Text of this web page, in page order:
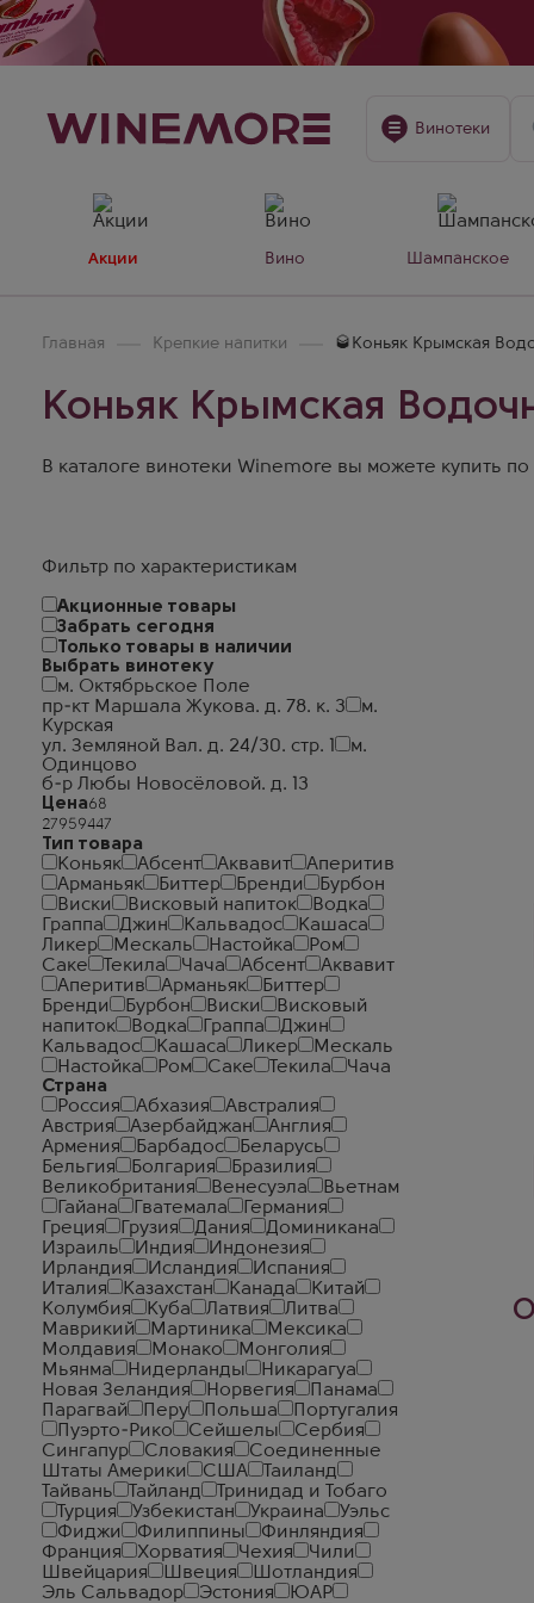
Винотеки
Акции Вино Шампанское
Главная Крепкие напитки 🥃Коньяк Крымская
Коньяк Крымская
В каталоге винотеки Winemore вы можете купить
Фильтр по характеристикам
Акционные товары
Забрать сегодня
Только товары в наличии
Выбрать винотеку
м. Октябрьское Поле
пр-кт Маршала Жукова. д. 78. к. 3
м.
Курская
ул. Земляной Вал. д. 24/30. стр. 1
м.
Одинцово
б-р Любы Новосёловой. д. 13
Цена
Тип товара
Коньяк
Абсент Аквавит
Аперитив
Арманьяк
Биттер Бренди
Бурбон
Виски
Висковый напиток
Водка
Граппа
Джин Кальвадос
Кашаса
Ликер
Мескаль Настойка
Ром
Саке
Текила Чача Абсент
Аквавит
Аперитив
Арманьяк
Биттер
Бренди
Бурбон Виски
Висковый
напиток
Водка Граппа
Джин
Кальвадос
Кашаса Ликер
Мескаль
Настойка
Ром Саке Текила
Чача
Страна
Россия
Абхазия
Австралия
Австрия
Азербайджан
Англия
Армения
Барбадос
Беларусь
Бельгия
Болгария
Бразилия
Великобритания
Венесуэла
Вьетнам
Гайана
Гватемала
Германия
Греция
Грузия Дания
Доминикана
Израиль
Индия
Индонезия
Ирландия
Исландия
Испания
Италия
Казахстан Канада
Китай
Колумбия
Куба Латвия
Литва
Маврикий
Мартиника
Мексика
Молдавия
Монако
Монголия
Мьянма
Нидерланды
Никарагуа
Новая Зеландия
Норвегия
Панама
Парагвай
Перу Польша
Португалия
Пуэрто-Рико
Сейшелы
Сербия
Сингапур
Словакия
Соединенные
Штаты Америки
США
Таиланд
Тайвань
Тайланд
Тринидад и Тобаго
Турция
Узбекистан Украина
Уэльс
Фиджи
Филиппины
Финляндия
Франция
Хорватия Чехия
Чили
Швейцария
Швеция
Шотландия
Эль Сальвадор
Эстония
ЮАР